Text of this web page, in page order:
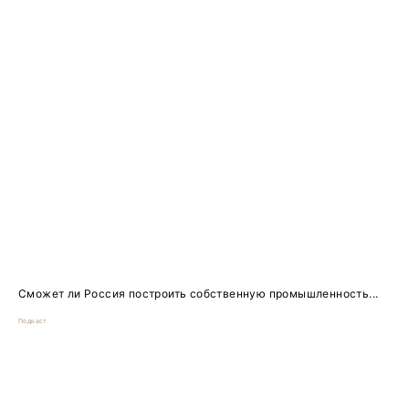
Сможет ли Россия построить собственную промышленность...
Подкаст